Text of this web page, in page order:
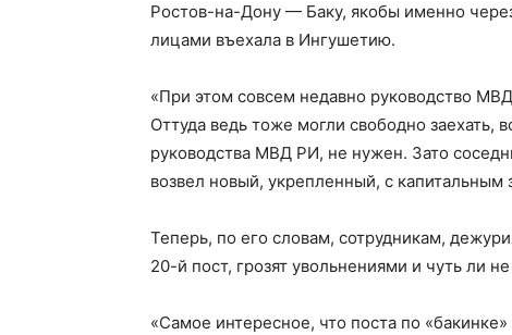
Ростов-на-Дону — Баку, якобы именно
лицами въехала в Ингушетию.
«При этом совсем недавно руководство
Оттуда ведь тоже могли свободно
руководства МВД РИ, не нужен. Зато
возвел новый, укрепленный, с капитальным
Теперь, по его словам, сотрудникам,
20-й пост, грозят увольнениями и чуть ли
«Самое интересное, что поста по